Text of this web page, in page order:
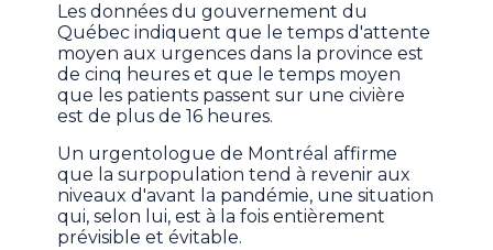
Les données du gouvernement du
Québec indiquent que le temps d'attente
moyen aux urgences dans la province est
de cinq heures et que le temps moyen
que les patients passent sur une civière
est de plus de 16 heures.
Un urgentologue de Montréal affirme
que la surpopulation tend à revenir aux
niveaux d'avant la pandémie, une situation
qui, selon lui, est à la fois entièrement
prévisible et évitable.